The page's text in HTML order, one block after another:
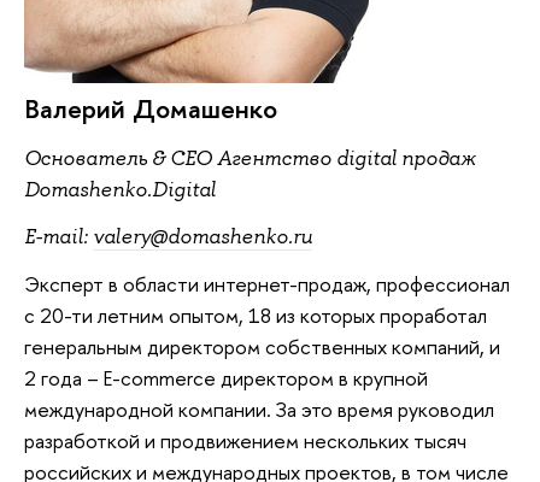
Валерий Домашенко
Основатель & CEO Агентство digital продаж
Domashenko.Digital
E-mail: valery@domashenko.ru
Эксперт в области интернет-продаж, профессионал
с 20-ти летним опытом, 18 из которых проработал
генеральным директором собственных компаний, и
2 года – E-commerce директором в крупной
международной компании. За это время руководил
разработкой и продвижением нескольких тысяч
российских и международных проектов, в том числе